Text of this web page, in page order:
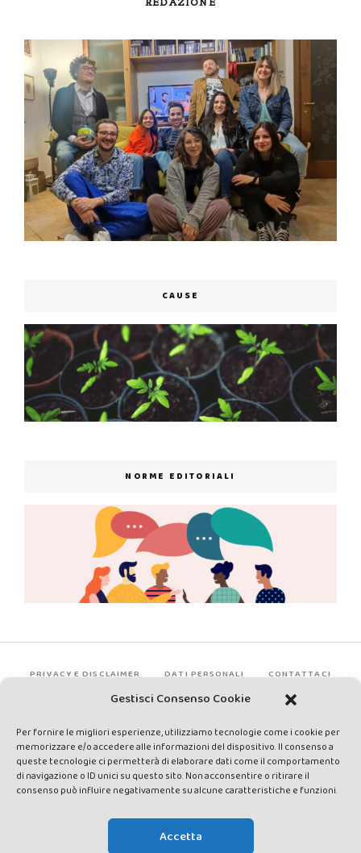
Gestisci Consenso Cookie
Per fornire le migliori esperienze, utilizziamo tecnologie come i cookie per
memorizzare e/o accedere alle informazioni del dispositivo. Il consenso a
queste tecnologie ci permetterà di elaborare dati come il comportamento
di navigazione o ID unici su questo sito. Non acconsentire o ritirare il
consenso può influire negativamente su alcune caratteristiche e funzioni.
Accetta
CAUSE
NORME EDITORIALI
PRIVACY E DISCLAIMER DATI PERSONALI CONTATTACI
rights reserved - Testata registrata presso il Tribunale di Siena con
autorizzazione n°1 del 12/04/2014 - Direttrice Responsabile: Chiara